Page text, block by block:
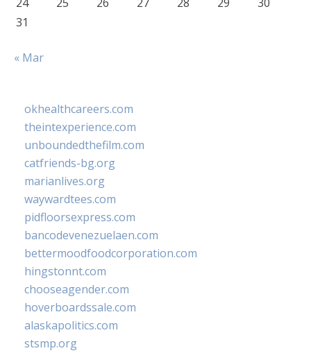
31
« Mar
okhealthcareers.com
theintexperience.com
unboundedthefilm.com
catfriends-bg.org
marianlives.org
waywardtees.com
pidfloorsexpress.com
bancodevenezuelaen.com
bettermoodfoodcorporation.com
hingstonnt.com
chooseagender.com
hoverboardssale.com
alaskapolitics.com
stsmp.org